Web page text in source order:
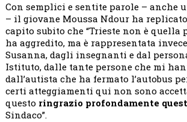
Con semplici e sentite parole – anche
– il giovane Moussa Ndour ha
capito subito che “Trieste non è quella
ha aggredito, ma è rappresentata
Susanna, dagli insegnanti e dal
Istituto, dalle tante persone che mi
dall’autista che ha fermato l’autobus
certi atteggiamenti qui non sono
questo ringrazio profondamente
Sindaco”.